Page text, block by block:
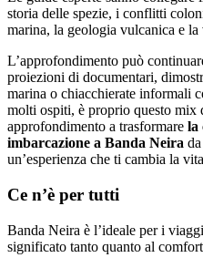
storia delle spezie, i conflitti
marina, la geologia vulcanica e la
L’approfondimento può
proiezioni di documentari,
marina o chiacchierate informali
molti ospiti, è proprio questo mix
approfondimento a trasformare la
imbarcazione a Banda Neira
un’esperienza che ti cambia la
Ce n’è per tutti
Banda Neira è l’ideale per i
significato tanto quanto al